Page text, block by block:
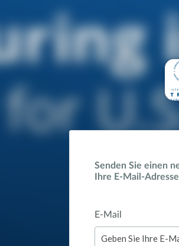
Senden Sie einen
Ihre E-Mail-Adresse
E-Mail